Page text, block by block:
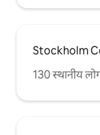
Stockholm
130 स्थानीय